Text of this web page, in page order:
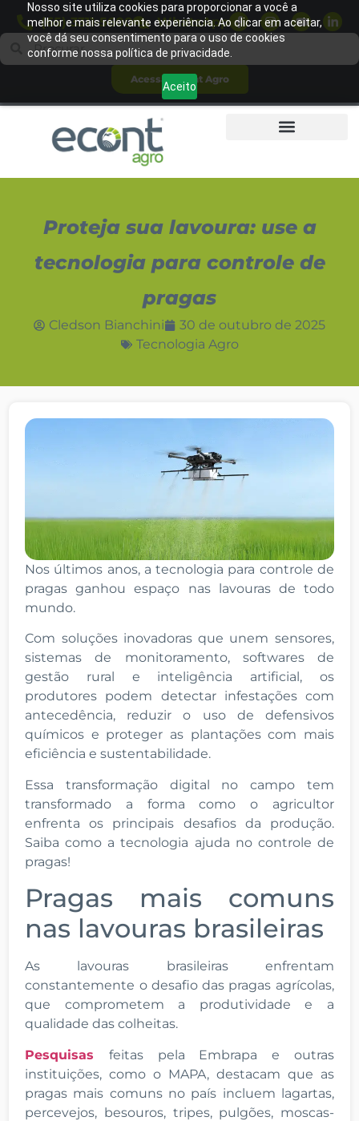
Nosso site utiliza cookies para proporcionar a você a
melhor e mais relevante experiência. Ao clicar em aceitar,
você dá seu consentimento para o uso de cookies
conforme nossa política de privacidade.
Aceito
(65) 3311-5600 WhatsApp
Acessar Econt Agro
Proteja sua lavoura: use a
tecnologia para controle de
pragas
Cledson Bianchini
30 de outubro de 2025
Tecnologia Agro
Nos últimos anos, a tecnologia para controle de
pragas ganhou espaço nas lavouras de todo
mundo.
Com soluções inovadoras que unem sensores,
sistemas de monitoramento, softwares de
gestão rural e inteligência artificial, os
produtores podem detectar infestações com
antecedência, reduzir o uso de defensivos
químicos e proteger as plantações com mais
eficiência e sustentabilidade.
Essa transformação digital no campo tem
transformado a forma como o agricultor
enfrenta os principais desafios da produção.
Saiba como a tecnologia ajuda no controle de
pragas!
Pragas mais comuns
nas lavouras brasileiras
As lavouras brasileiras enfrentam
constantemente o desafio das pragas agrícolas,
que comprometem a produtividade e a
qualidade das colheitas.
Pesquisas
feitas pela Embrapa e outras
instituições, como o MAPA, destacam que as
pragas mais comuns no país incluem lagartas,
percevejos, besouros, tripes, pulgões, moscas-